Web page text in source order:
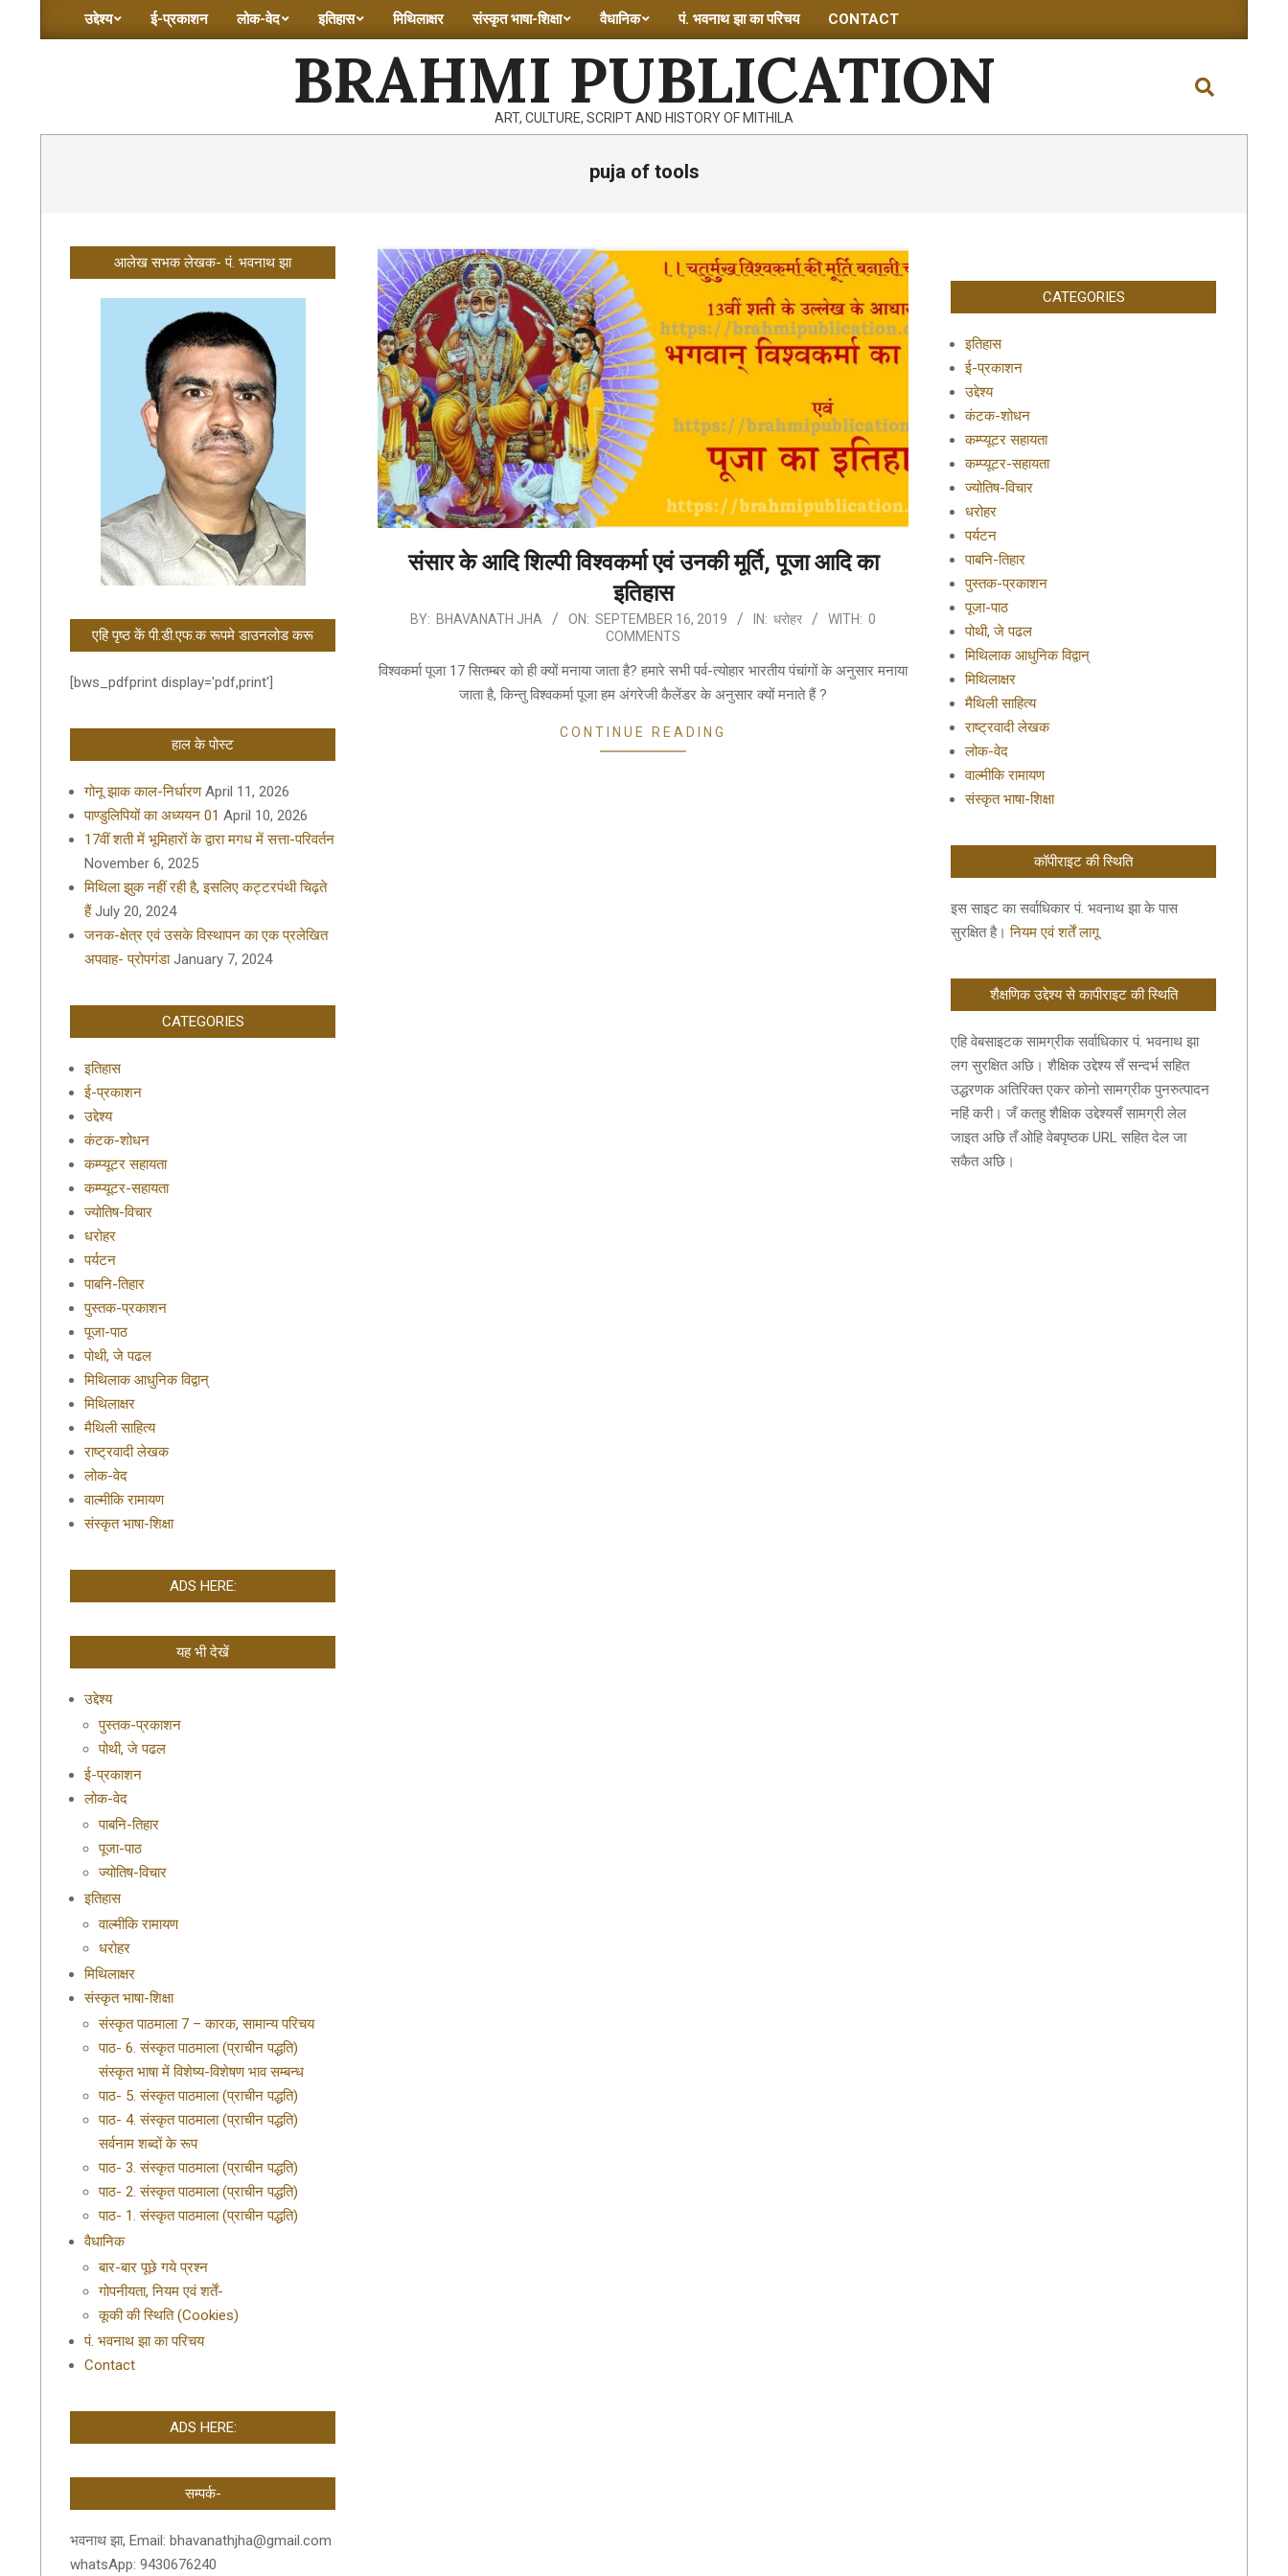
Primary
उद्देश्य ई-प्रकाशन लोक-वेद इतिहास मिथिलाक्षर संस्कृत भाषा-शिक्षा वैधानिक पं. भवनाथ झा का परिचय CONTACT
BRAHMI PUBLICATION
ART, CULTURE, SCRIPT AND HISTORY OF MITHILA
Search
puja of tools
संसार के आदि शिल्पी विश्वकर्मा एवं उनकी मूर्ति, पूजा आदि का
इतिहास
2019-
16
BY: BHAVANATH JHA ON: SEPTEMBER 16, 2019 IN: धरोहर WITH: 0
COMMENTS
विश्वकर्मा पूजा 17 सितम्बर को ही क्यों मनाया जाता है? हमारे सभी पर्व-त्योहार भारतीय पंचांगों के अनुसार मनाया
जाता है, किन्तु विश्वकर्मा पूजा हम अंगरेजी कैलेंडर के अनुसार क्यों मनाते हैं ?
CONTINUE READING
आलेख सभक लेखक- पं. भवनाथ झा
एहि पृष्ठ कें पी.डी.एफ.क रूपमे डाउनलोड करू
[bws_pdfprint display='pdf,print']
हाल के पोस्ट
गोनू झाक काल-निर्धारण April 11, 2026
पाण्डुलिपियों का अध्ययन 01 April 10, 2026
17वीं शती में भूमिहारों के द्वारा मगध में सत्ता-परिवर्तन
November 6, 2025
मिथिला झुक नहीं रही है, इसलिए कट्टरपंथी चिढ़ते
हैं July 20, 2024
जनक-क्षेत्र एवं उसके विस्थापन का एक प्रलेखित
अपवाह- प्रोपगंडा January 7, 2024
CATEGORIES
इतिहास
ई-प्रकाशन
उद्देश्य
कंटक-शोधन
कम्प्यूटर सहायता
कम्प्यूटर-सहायता
ज्योतिष-विचार
धरोहर
पर्यटन
पाबनि-तिहार
पुस्तक-प्रकाशन
पूजा-पाठ
पोथी, जे पढल
मिथिलाक आधुनिक विद्वान्
मिथिलाक्षर
मैथिली साहित्य
राष्ट्रवादी लेखक
लोक-वेद
वाल्मीकि रामायण
संस्कृत भाषा-शिक्षा
ADS HERE:
यह भी देखें
उद्देश्य
पुस्तक-प्रकाशन
पोथी, जे पढल
ई-प्रकाशन
लोक-वेद
पाबनि-तिहार
पूजा-पाठ
ज्योतिष-विचार
इतिहास
वाल्मीकि रामायण
धरोहर
मिथिलाक्षर
संस्कृत भाषा-शिक्षा
संस्कृत पाठमाला 7 – कारक, सामान्य परिचय
पाठ- 6. संस्कृत पाठमाला (प्राचीन पद्धति)
संस्कृत भाषा में विशेष्य-विशेषण भाव सम्बन्ध
पाठ- 5. संस्कृत पाठमाला (प्राचीन पद्धति)
पाठ- 4. संस्कृत पाठमाला (प्राचीन पद्धति)
सर्वनाम शब्दों के रूप
पाठ- 3. संस्कृत पाठमाला (प्राचीन पद्धति)
पाठ- 2. संस्कृत पाठमाला (प्राचीन पद्धति)
पाठ- 1. संस्कृत पाठमाला (प्राचीन पद्धति)
वैधानिक
बार-बार पूछे गये प्रश्न
गोपनीयता, नियम एवं शर्तें-
कूकी की स्थिति (Cookies)
पं. भवनाथ झा का परिचय
Contact
ADS HERE:
सम्पर्क-
भवनाथ झा, Email: bhavanathjha@gmail.com
whatsApp: 9430676240
CATEGORIES
इतिहास
ई-प्रकाशन
उद्देश्य
कंटक-शोधन
कम्प्यूटर सहायता
कम्प्यूटर-सहायता
ज्योतिष-विचार
धरोहर
पर्यटन
पाबनि-तिहार
पुस्तक-प्रकाशन
पूजा-पाठ
पोथी, जे पढल
मिथिलाक आधुनिक विद्वान्
मिथिलाक्षर
मैथिली साहित्य
राष्ट्रवादी लेखक
लोक-वेद
वाल्मीकि रामायण
संस्कृत भाषा-शिक्षा
कॉपीराइट की स्थिति
इस साइट का सर्वाधिकार पं. भवनाथ झा के पास
सुरक्षित है।नियम एवं शर्तें लागू
शैक्षणिक उद्देश्य से कापीराइट की स्थिति
एहि वेबसाइटक सामग्रीक सर्वाधिकार पं. भवनाथ झा
लग सुरक्षित अछि। शैक्षिक उद्देश्य सँ सन्दर्भ सहित
उद्धरणक अतिरिक्त एकर कोनो सामग्रीक पुनरुत्पादन
नहिं करी। जँ कतहु शैक्षिक उद्देश्यसँ सामग्री लेल
जाइत अछि तँ ओहि वेबपृष्ठक URL सहित देल जा
सकैत अछि।